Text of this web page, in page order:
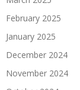
February 2025
January 2025
December 2024
November 2024